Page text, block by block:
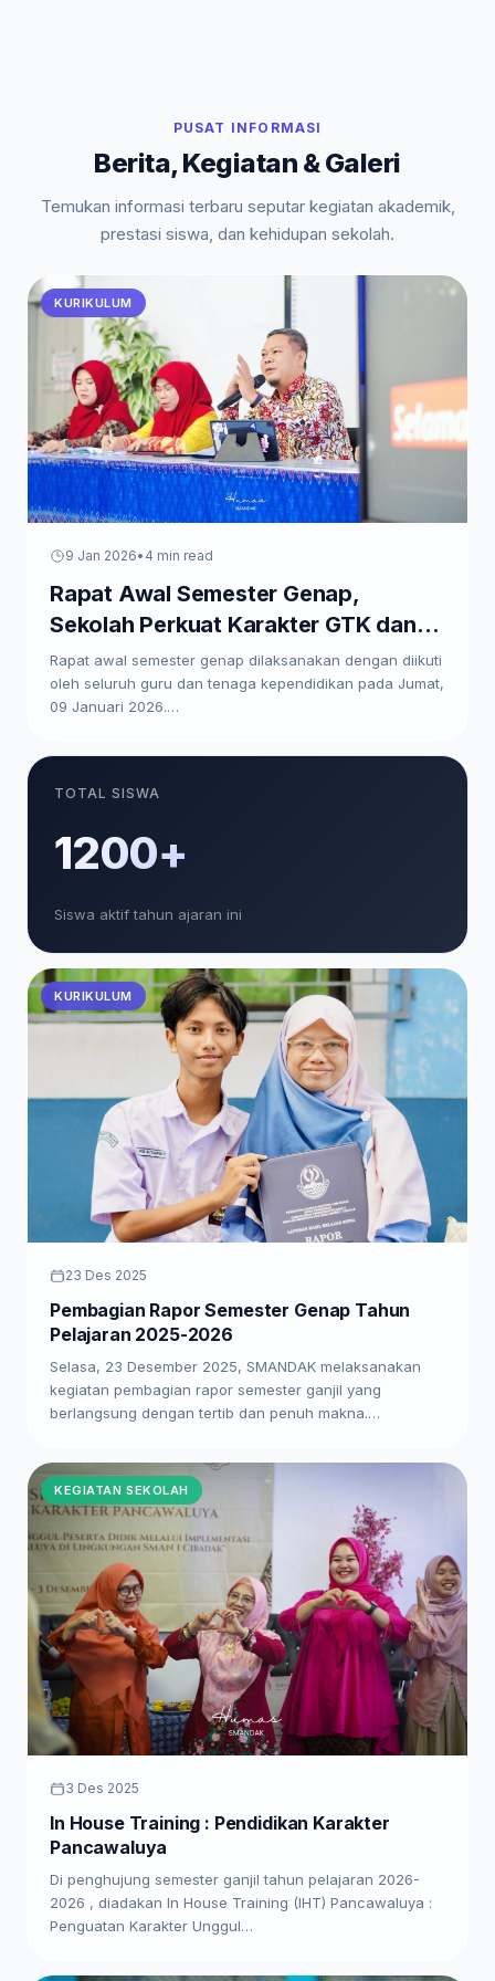
PUSAT INFORMASI
Berita, Kegiatan & Galeri
Temukan informasi terbaru seputar kegiatan akademik,
prestasi siswa, dan kehidupan sekolah.
KURIKULUM
9 Jan 2026• 4 min read
Rapat Awal Semester Genap,
Sekolah Perkuat Karakter GTK dan
Paparkan Program Kerja
Rapat awal semester genap dilaksanakan dengan diikuti
oleh seluruh guru dan tenaga kependidikan pada Jumat,
09 Januari 2026.…
TOTAL SISWA
1200+
Siswa aktif tahun ajaran ini
KURIKULUM
23 Des 2025
Pembagian Rapor Semester Genap Tahun
Pelajaran 2025-2026
Selasa, 23 Desember 2025, SMANDAK melaksanakan
kegiatan pembagian rapor semester ganjil yang
berlangsung dengan tertib dan penuh makna.…
KEGIATAN SEKOLAH
3 Des 2025
In House Training : Pendidikan Karakter
Pancawaluya
Di penghujung semester ganjil tahun pelajaran 2026-
2026 , diadakan In House Training (IHT) Pancawaluya :
Penguatan Karakter Unggul…